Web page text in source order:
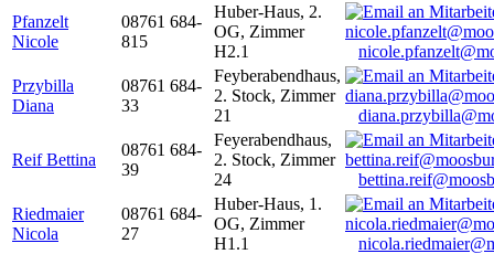
Pfanzelt
Nicole
08761 684-
815
Huber-Haus, 2.
OG, Zimmer
H2.1
Przybilla
Diana
08761 684-
33
Feyberabendhaus,
2. Stock, Zimmer
21
Reif Bettina
08761 684-
39
Feyerabendhaus,
2. Stock, Zimmer
24
Riedmaier
Nicola
08761 684-
27
Huber-Haus, 1.
OG, Zimmer
H1.1